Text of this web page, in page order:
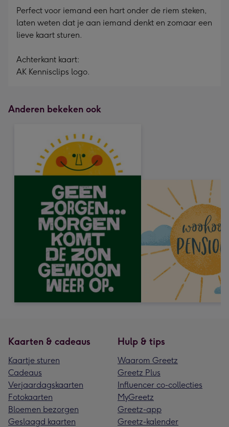
Perfect voor iemand een hart onder de riem steken,
laten weten dat je aan iemand denkt en zomaar een
lieve kaart sturen.
Achterkant kaart:
AK Kennisclips logo.
Anderen bekeken ook
Kaarten & cadeaus
Kaartje sturen
Cadeaus
Verjaardagskaarten
Fotokaarten
Bloemen bezorgen
Geslaagd kaarten
Hulp & tips
Waarom Greetz
Greetz Plus
Influencer co-collecties
MyGreetz
Greetz-app
Greetz-kalender